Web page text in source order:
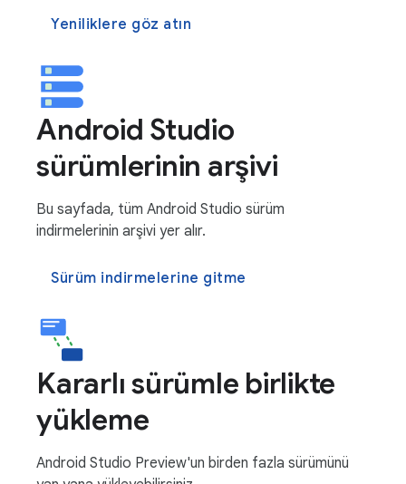
Yeniliklere göz atın
Android Studio
sürümlerinin arşivi
Bu sayfada, tüm Android Studio sürüm
indirmelerinin arşivi yer alır.
Sürüm indirmelerine gitme
Kararlı sürümle birlikte
yükleme
Android Studio Preview'un birden fazla sürümünü